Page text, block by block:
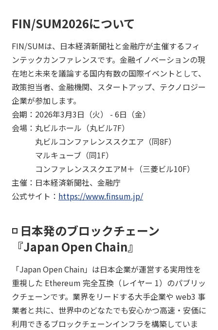
FIN/SUM2026について
FIN/SUMは、日本経済新聞社と金融庁が主催するフィ
ンテックカンファレンスです。金融イノベーションの現
在地と未来を議論する国内有数の国際イベントとして、
政策担当者、金融機関、スタートアップ、テクノロジー
企業が参加します。
会期：2026年3月3日（火） - 6日（金）
会場：丸ビルホール（丸ビル7F）
丸ビルコンファレンススクエア（同8F）
マルキューブ（同1F）
コンファレンススクエアM＋（三菱ビル10F）
主催：日本経済新聞社、金融庁
公式サイト： https://www.finsum.jp/
◽️ 日本発のブロックチェーン
『Japan Open Chain』​
「Japan Open Chain」は日本企業が運営する実用性を
重視した Ethereum 完全互換（レイヤー 1）のパブリッ
クチェーンです。業界をリードする大手企業や web3 事
業者と共に、世界中のどなたでも安心かつ高速・安価に
利用できるブロックチェーンインフラを構築していま